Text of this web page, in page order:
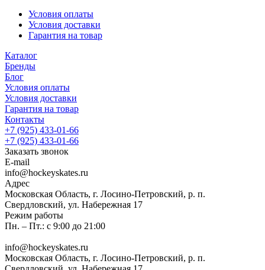
Условия оплаты
Условия доставки
Гарантия на товар
Каталог
Бренды
Блог
Условия оплаты
Условия доставки
Гарантия на товар
Контакты
+7 (925) 433-01-66
+7 (925) 433-01-66
Заказать звонок
E-mail
info@hockeyskates.ru
Адрес
Московская Область, г. Лосино-Петровский, р. п.
Свердловский, ул. Набережная 17
Режим работы
Пн. – Пт.: с 9:00 до 21:00
info@hockeyskates.ru
Московская Область, г. Лосино-Петровский, р. п.